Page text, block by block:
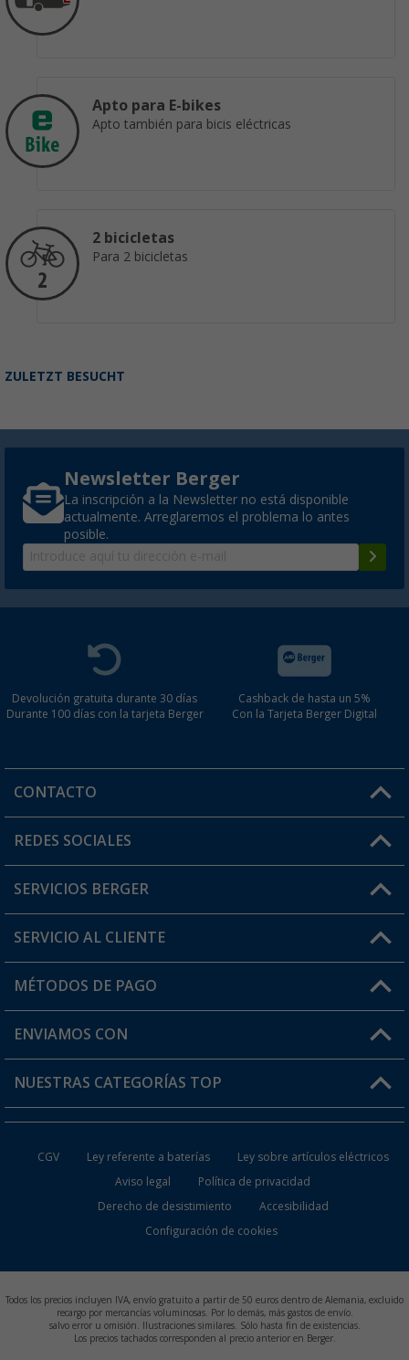
Apto para E-bikes
Apto también para bicis eléctricas
2 bicicletas
Para 2 bicicletas
ZULETZT BESUCHT
Newsletter Berger
La inscripción a la Newsletter no está disponible
actualmente. Arreglaremos el problema lo antes
posible.
Devolución gratuita durante 30 días
Durante 100 días con la tarjeta Berger
Cashback de hasta un 5%
Con la Tarjeta Berger Digital
CONTACTO
Horario de atención al cliente:
¿Tienes alguna duda?
REDES SOCIALES
SERVICIOS BERGER
Conviértete en distribuidor
Mi cuenta
Tarjeta Berger Digital
SERVICIO AL CLIENTE
FAQ y Contacto
Información de envío
¿Dónde está mi pedido?
MÉTODOS DE PAGO
ENVIAMOS CON
NUESTRAS CATEGORÍAS TOP
Muebles de Camping
Baterías de Camping
CGV Ley referente a baterías
Ley sobre artículos eléctricos
Aviso legal
Política de privacidad
Derecho de desistimiento
Accesibilidad
Configuración de cookies
Todos los precios incluyen IVA, envío gratuito a partir de 50 euros dentro de Alemania, excluido
recargo por mercancías voluminosas. Por lo demás, más gastos de envío.
salvo error u omisión. Ilustraciones similares. Sólo hasta fin de existencias.
Los precios tachados corresponden al precio anterior en Berger.